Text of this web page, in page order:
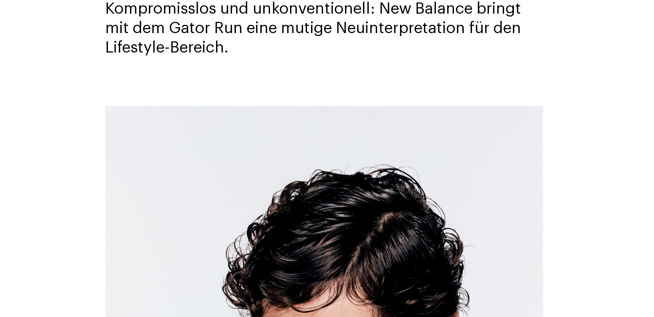
Kompromisslos und unkonventionell: New Balance bringt
mit dem Gator Run eine mutige Neuinterpretation für den
Lifestyle-Bereich.